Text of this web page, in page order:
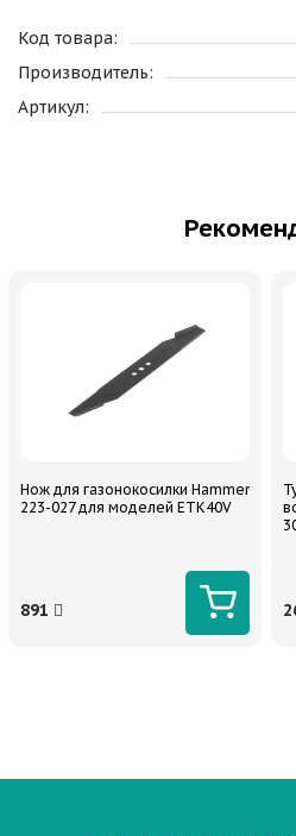
Код товара:
Производитель:
Артикул:
Нож для газонокосилки Hammer
223-027 для моделей ETK40V
891